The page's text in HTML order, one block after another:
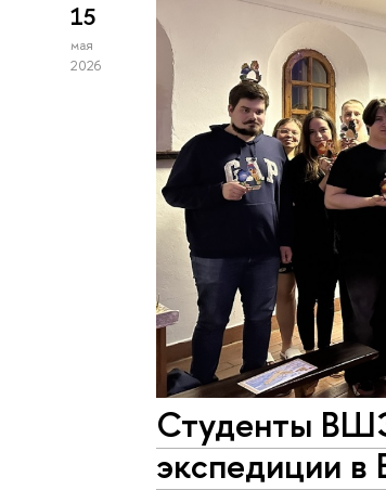
15
мая
2026
Студенты
экспедиции в